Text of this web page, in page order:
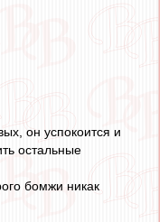
он успокоится и
остальные
бомжи никак